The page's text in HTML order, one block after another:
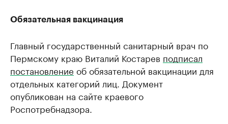
Обязательная вакцинация
Главный государственный санитарный врач по
Пермскому краю Виталий Костарев подписал
постановление об обязательной вакцинации для
отдельных категорий лиц. Документ
опубликован на сайте краевого
Роспотребнадзора.